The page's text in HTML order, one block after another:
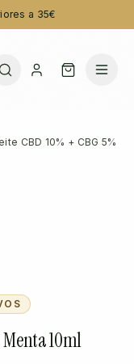
a 35€
CBD 10% + CBG 5%
Menta 10ml